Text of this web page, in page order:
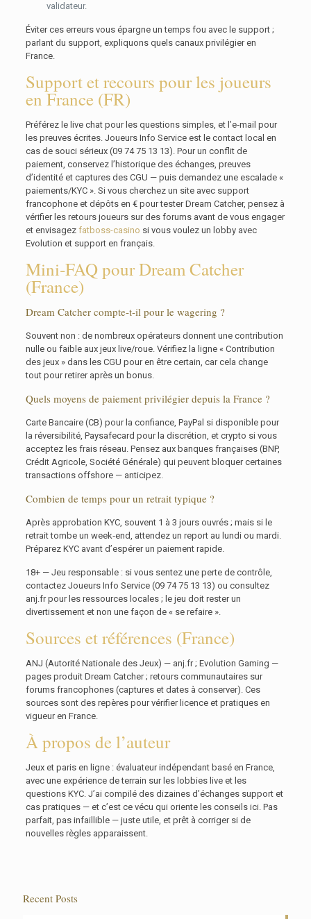
validateur.
Éviter ces erreurs vous épargne un temps fou avec le support ;
parlant du support, expliquons quels canaux privilégier en
France.
Support et recours pour les joueurs
en France (FR)
Préférez le live chat pour les questions simples, et l’e‑mail pour
les preuves écrites. Joueurs Info Service est le contact local en
cas de souci sérieux (09 74 75 13 13). Pour un conflit de
paiement, conservez l’historique des échanges, preuves
d’identité et captures des CGU — puis demandez une escalade «
paiements/KYC ». Si vous cherchez un site avec support
francophone et dépôts en € pour tester Dream Catcher, pensez à
vérifier les retours joueurs sur des forums avant de vous engager
et envisagez fatboss-casino si vous voulez un lobby avec
Evolution et support en français.
Mini‑FAQ pour Dream Catcher
(France)
Dream Catcher compte‑t‑il pour le wagering ?
Souvent non : de nombreux opérateurs donnent une contribution
nulle ou faible aux jeux live/roue. Vérifiez la ligne « Contribution
des jeux » dans les CGU pour en être certain, car cela change
tout pour retirer après un bonus.
Quels moyens de paiement privilégier depuis la France ?
Carte Bancaire (CB) pour la confiance, PayPal si disponible pour
la réversibilité, Paysafecard pour la discrétion, et crypto si vous
acceptez les frais réseau. Pensez aux banques françaises (BNP,
Crédit Agricole, Société Générale) qui peuvent bloquer certaines
transactions offshore — anticipez.
Combien de temps pour un retrait typique ?
Après approbation KYC, souvent 1 à 3 jours ouvrés ; mais si le
retrait tombe un week‑end, attendez un report au lundi ou mardi.
Préparez KYC avant d’espérer un paiement rapide.
18+ — Jeu responsable : si vous sentez une perte de contrôle,
contactez Joueurs Info Service (09 74 75 13 13) ou consultez
anj.fr pour les ressources locales ; le jeu doit rester un
divertissement et non une façon de « se refaire ».
Sources et références (France)
ANJ (Autorité Nationale des Jeux) — anj.fr ; Evolution Gaming —
pages produit Dream Catcher ; retours communautaires sur
forums francophones (captures et dates à conserver). Ces
sources sont des repères pour vérifier licence et pratiques en
vigueur en France.
À propos de l’auteur
Jeux et paris en ligne : évaluateur indépendant basé en France,
avec une expérience de terrain sur les lobbies live et les
questions KYC. J’ai compilé des dizaines d’échanges support et
cas pratiques — et c’est ce vécu qui oriente les conseils ici. Pas
parfait, pas infaillible — juste utile, et prêt à corriger si de
nouvelles règles apparaissent.
Recent Posts